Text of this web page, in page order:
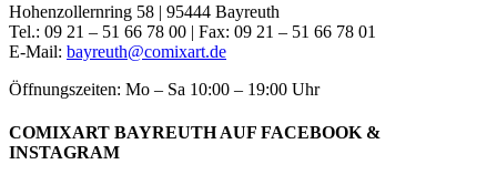
Hohenzollernring 58 | 95444 Bayreuth
Tel.: 09 21 – 51 66 78 00 | Fax: 09 21 – 51 66 78 01
E-Mail: bayreuth@comixart.de
Öffnungszeiten: Mo – Sa 10:00 – 19:00 Uhr
COMIXART BAYREUTH AUF FACEBOOK &
INSTAGRAM